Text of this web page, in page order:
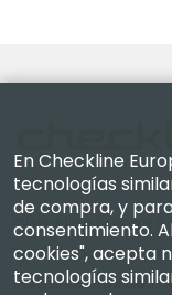
Checkline Europe
la calibración, la
instrumentos de
En Checkline
tecnologías
de compra, y
consentimiento.
cookies", acepta
tecnologías